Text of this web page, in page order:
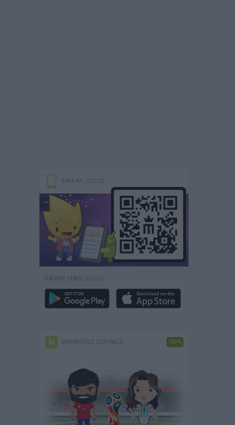
BAIXAR JOGOS
BAIXAR MAIS JOGOS
MINIWORLD CUP PACK -50%